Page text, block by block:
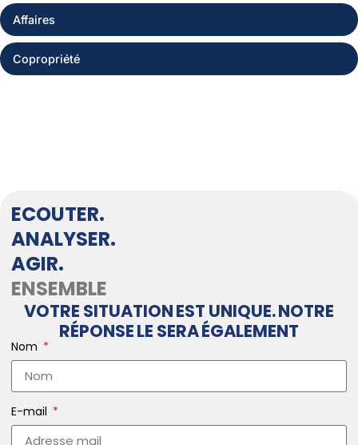
Affaires
Copropriété
ECOUTER.
ANALYSER.
AGIR.
ENSEMBLE
VOTRE SITUATION EST UNIQUE. NOTRE
RÉPONSE LE SERA ÉGALEMENT
Nom
E-mail